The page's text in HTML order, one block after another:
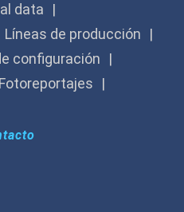
data
Líneas de producción
configuración
Fotoreportajes